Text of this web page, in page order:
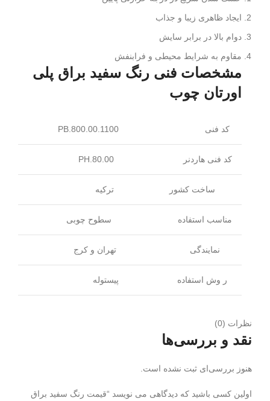
ایجاد ظاهری زیبا و جذاب
دوام بالا در برابر سایش
مقاوم به شرایط محیطی و فرابنفش
مشخصات فنی رنگ سفید براق پلی
اورتان چوب
کد فنی
کد فنی هاردنر
ساخت کشور ترکیه
مناسب استفاده سطوح چوبی
نمایندگی تهران و کرج
ر وش استفاده پیستوله
نظرات (0)
نقد و بررسی‌ها
هنوز بررسی‌ای ثبت نشده است.
اولین کسی باشید که دیدگاهی می نویسد “قیمت رنگ سفید براق